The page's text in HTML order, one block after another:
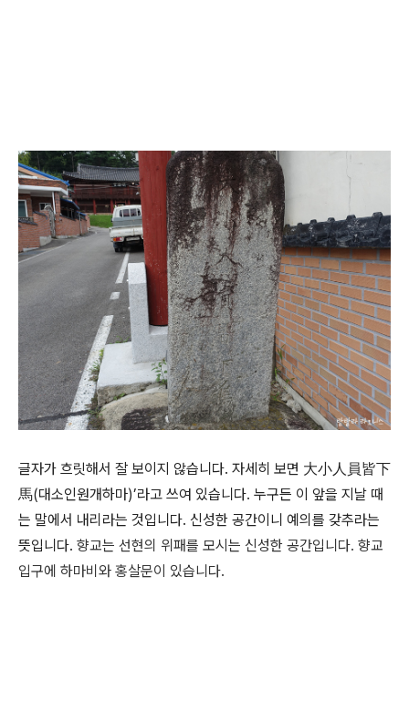
글자가 흐릿해서 잘 보이지 않습니다. 자세히 보면 大小人員皆下
馬(대소인원개하마)’라고 쓰여 있습니다. 누구든 이 앞을 지날 때
는 말에서 내리라는 것입니다. 신성한 공간이니 예의를 갖추라는
뜻입니다. 향교는 선현의 위패를 모시는 신성한 공간입니다. 향교
입구에 하마비와 홍살문이 있습니다.